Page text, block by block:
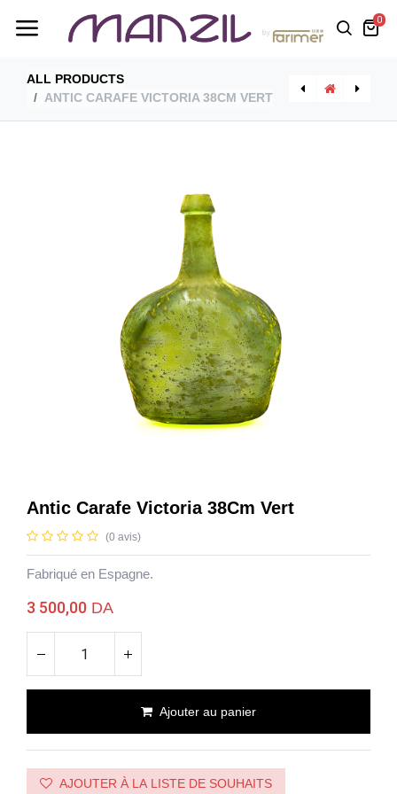
0
ALL PRODUCTS
ANTIC CARAFE VICTORIA 38CM VERT
Antic Carafe Victoria 38Cm Vert
(0 avis)
Fabriqué en Espagne.
3 500,00 DA
Ajouter au panier
AJOUTER À LA LISTE DE SOUHAITS